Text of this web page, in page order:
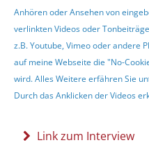
Anhören oder Ansehen von
verlinkten Videos oder
z.B. Youtube, Vimeo oder andere
auf meine Webseite die "No-
wird. Alles Weitere erfähren Sie
Durch das Anklicken der Videos
Link zum Interview